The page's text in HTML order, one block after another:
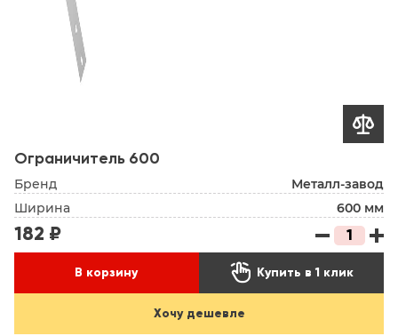

Ограничитель 600
Бренд
Металл-завод
Ширина
600 мм
182 ₽
В корзину  Купить в 1 клик
Хочу дешевле